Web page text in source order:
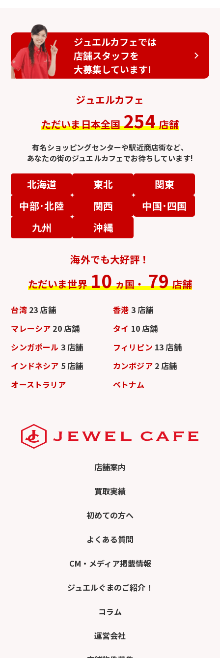
ジュエルカフェでは
店舗スタッフを
大募集しています!
ジュエルカフェ
ただいま日本全国 254 店舗
有名ショッピングセンターや駅近商店街など、
あなたの街のジュエルカフェでお待ちしています!
北海道 東北
関東
中部･北陸
関西
中国･四国
九州
沖縄
海外でも大好評！
ただいま世界 10 ヵ国・ 79 店舗
台湾 23 店舗 香港 3 店舗
マレーシア 20 店舗 タイ 10 店舗
シンガポール 3 店舗 フィリピン 13 店舗
インドネシア 5 店舗 カンボジア 2 店舗
オーストラリア
ベトナム
店舗案内
買取実績
初めての方へ
よくある質問
CM・メディア掲載情報
ジュエルぐまのご紹介！
コラム
運営会社